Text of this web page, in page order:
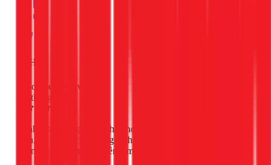
Hi Ho
Google Review
6 tháng trước
Mình sửa máy lạnh tại nhà, thợ làm việc cẩn
thận, vệ sinh sạch sẽ và giải thích rõ nguyên
nhân nên cảm thấy rất yên tâm.